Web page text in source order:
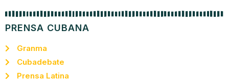
PRENSA CUBANA
Granma
Cubadebate
Prensa Latina